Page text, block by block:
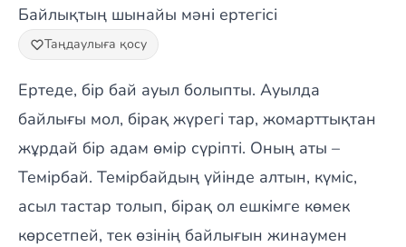
Байлықтың шынайы мәні ертегісі
Таңдаулыға қосу
Ертеде, бір бай ауыл болыпты. Ауылда
байлығы мол, бірақ жүрегі тар, жомарттықтан
жұрдай бір адам өмір сүріпті. Оның аты –
Темірбай. Темірбайдың үйінде алтын, күміс,
асыл тастар толып, бірақ ол ешкімге көмек
көрсетпей, тек өзінің байлығын жинаумен